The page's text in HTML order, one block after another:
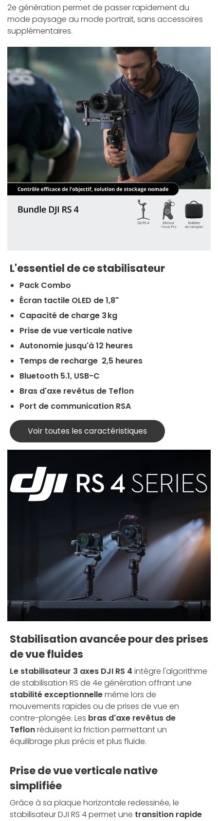
2e génération permet de passer rapidement du
mode paysage au mode portrait, sans accessoires
supplémentaires.
L'essentiel de ce stabilisateur
Pack Combo
Écran tactile OLED de 1,8"
Capacité de charge 3 kg
Prise de vue verticale native
Autonomie jusqu'à 12 heures
Temps de recharge 2,5 heures
Bluetooth 5.1, USB-C
Bras d'axe revêtus de Teflon
Port de communication RSA
Voir toutes les caractéristiques
Stabilisation avancée pour des prises
de vue fluides
Le stabilisateur 3 axes DJI RS 4 intègre l'algorithme
de stabilisation RS de 4e génération offrant une
stabilité exceptionnellemême lors de
mouvements rapides ou de prises de vue en
contre-plongée. Les bras d'axe revêtus de
Teflonréduisent la friction permettant un
équilibrage plus précis et plus fluide.
Prise de vue verticale native
simplifiée
Grâce à sa plaque horizontale redessinée, le
stabilisateur DJI RS 4 permet une transition rapide